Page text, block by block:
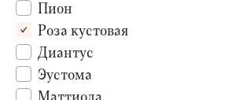
Пион
Роза кустовая
Диантус
Эустома
Маттиола